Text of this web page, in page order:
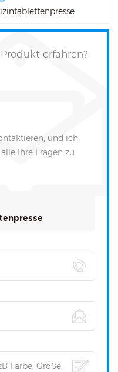
erfahren?
und ich
Ihre Fragen zu